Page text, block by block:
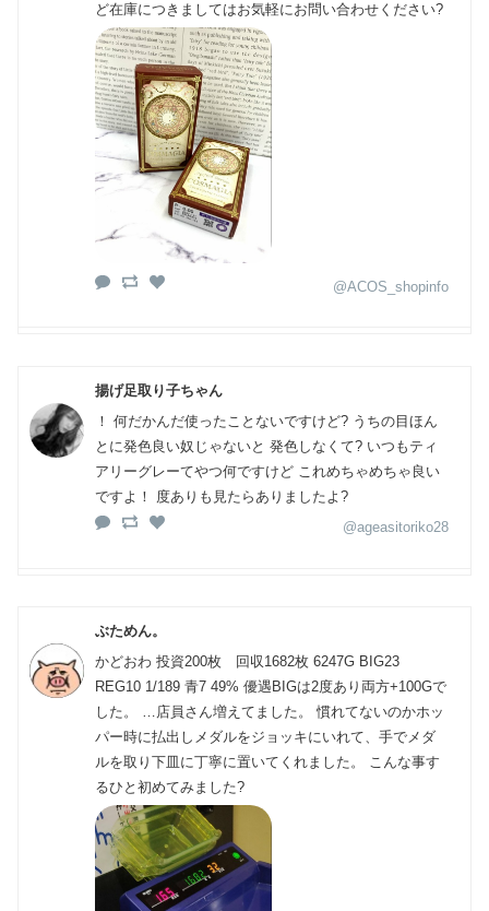
ど在庫につきましてはお気軽にお問い合わせください?
@ACOS_shopinfo
揚げ足取り子ちゃん
！ 何だかんだ使ったことないですけど? うちの目ほん
とに発色良い奴じゃないと 発色しなくて? いつもティ
アリーグレーてやつ何ですけど これめちゃめちゃ良い
ですよ！ 度ありも見たらありましたよ?
@ageasitoriko28
ぶためん。
かどおわ 投資200枚 回収1682枚 6247G BIG23
REG10 1/189 青7 49% 優遇BIGは2度あり両方+100Gで
した。 …店員さん増えてました。 慣れてないのかホッ
パー時に払出しメダルをジョッキにいれて、手でメダ
ルを取り下皿に丁寧に置いてくれました。 こんな事す
るひと初めてみました?